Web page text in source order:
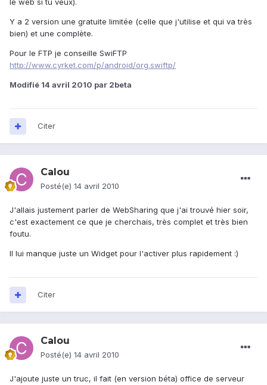
le web si tu veux).
Y a 2 version une gratuite limitée (celle que j'utilise et qui va très
bien) et une complète.
Pour le FTP je conseille SwiFTP
http://www.cyrket.com/p/android/org.swiftp/
Modifié 14 avril 2010 par 2beta
Citer
Calou
Posté(e) 14 avril 2010
J'allais justement parler de WebSharing que j'ai trouvé hier soir,
c'est exactement ce que je cherchais, très complet et très bien
foutu.
Il lui manque juste un Widget pour l'activer plus rapidement :)
Citer
Calou
Posté(e) 14 avril 2010
J'ajoute juste un truc, il fait (en version béta) office de serveur